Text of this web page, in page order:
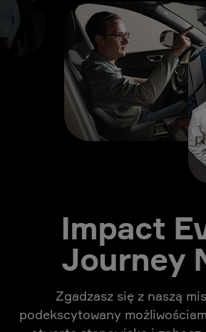
Impact
Journey
Zgadzasz się z naszą
podekscytowany